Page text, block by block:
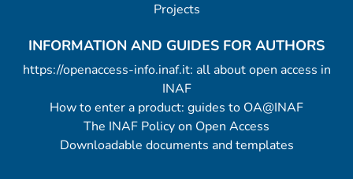
Projects
INFORMATION AND GUIDES FOR AUTHORS
https://openaccess-info.inaf.it: all about open access in
INAF
How to enter a product: guides to OA@INAF
The INAF Policy on Open Access
Downloadable documents and templates